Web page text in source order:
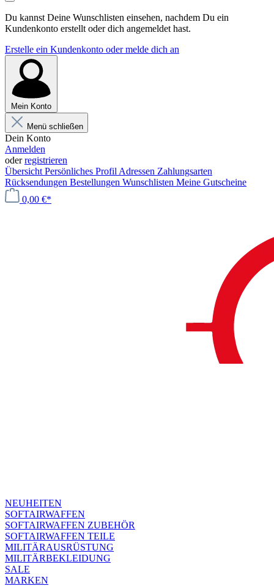
Du kannst Deine Wunschlisten einsehen, nachdem Du ein
Kundenkonto erstellt oder dich angemeldet hast.
Erstelle ein Kundenkonto oder melde dich an
Mein Konto
Menü schließen
Dein Konto
Anmelden
oderregistrieren
Übersicht Persönliches Profil Adressen Zahlungsarten
Rücksendungen Bestellungen Wunschlisten Meine Gutscheine
0,00 €*
NEUHEITEN
SOFTAIRWAFFEN
SOFTAIRWAFFEN ZUBEHÖR
SOFTAIRWAFFEN TEILE
MILITÄRAUSRÜSTUNG
MILITÄRBEKLEIDUNG
SALE
MARKEN